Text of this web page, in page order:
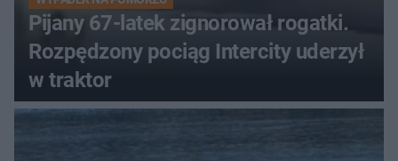
Pijany 67-latek zignorował rogatki.
Rozpędzony pociąg Intercity uderzył
w traktor